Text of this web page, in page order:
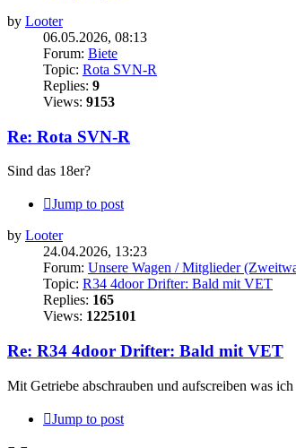
by Looter
06.05.2026, 08:13
Forum: Biete
Topic: Rota SVN-R
Replies: 9
Views: 9153
Re: Rota SVN-R
Sind das 18er?
Jump to post
by Looter
24.04.2026, 13:23
Forum: Unsere Wagen / Mitglieder
Topic: R34 4door Drifter: Bald mit VET
Replies: 165
Views: 1225101
Re: R34 4door Drifter: Bald mit VET
Mit Getriebe abschrauben und aufscreiben was
Jump to post